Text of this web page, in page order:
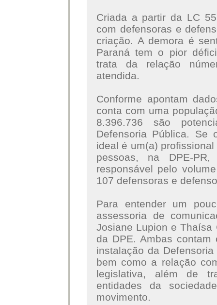
Criada a partir da LC
com defensoras e
criação. A demora é
Paraná tem o pior
trata da relação
atendida.
Conforme apontam
conta com uma
8.396.736 são
Defensoria Pública.
ideal é um(a)
pessoas, na DPE-
responsável pelo
107 defensoras e
Para entender um
assessoria de
Josiane Lupion e Thaísa
da DPE. Ambas
instalação da
bem como a relação
legislativa, além de
entidades da
movimento.